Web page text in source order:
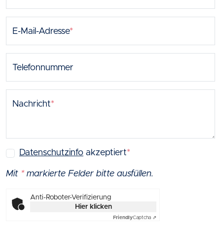
E-Mail-Adresse*
Telefonnummer
Nachricht*
Datenschutzinfo akzeptiert*
Mit *markierte Felder bitte ausfüllen.
Anti-Roboter-Verifizierung
Hier klicken
FriendlyCaptcha ⇗